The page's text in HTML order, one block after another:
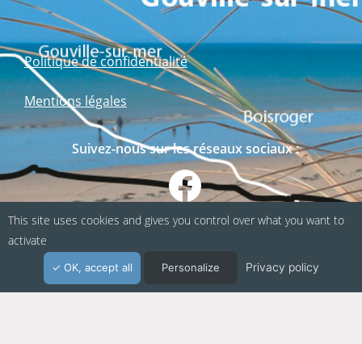
Politique de confidentialité
Mentions légales
Suivez-nous sur les réseaux sociaux :
This site uses cookies and gives you control over what you want to
activate
OK, accept all Personalize Privacy policy